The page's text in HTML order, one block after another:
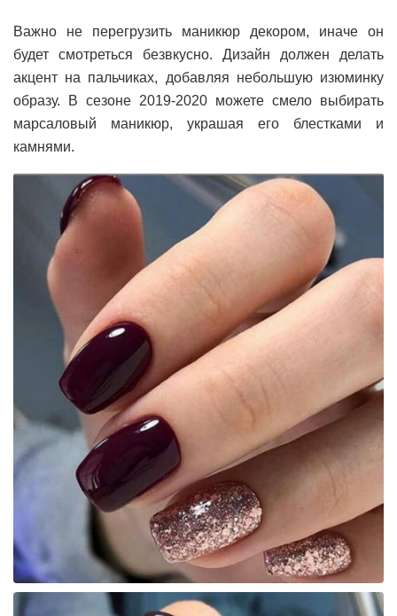
Важно не перегрузить маникюр декором, иначе он
будет смотреться безвкусно. Дизайн должен делать
акцент на пальчиках, добавляя небольшую изюминку
образу. В сезоне 2019-2020 можете смело выбирать
марсаловый маникюр, украшая его блестками и
камнями.